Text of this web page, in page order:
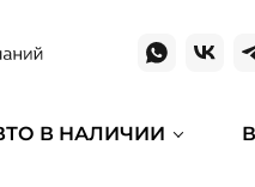
В НАЛИЧИИ